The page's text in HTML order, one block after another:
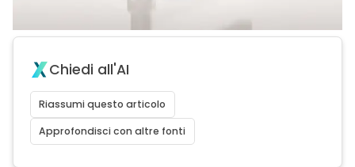
Chiedi all'AI
Riassumi questo articolo
Approfondisci con altre fonti